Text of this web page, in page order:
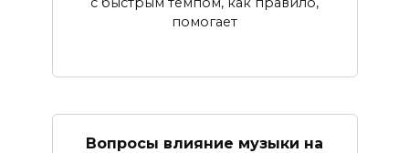
помогает
Вопросы влияние музыки на